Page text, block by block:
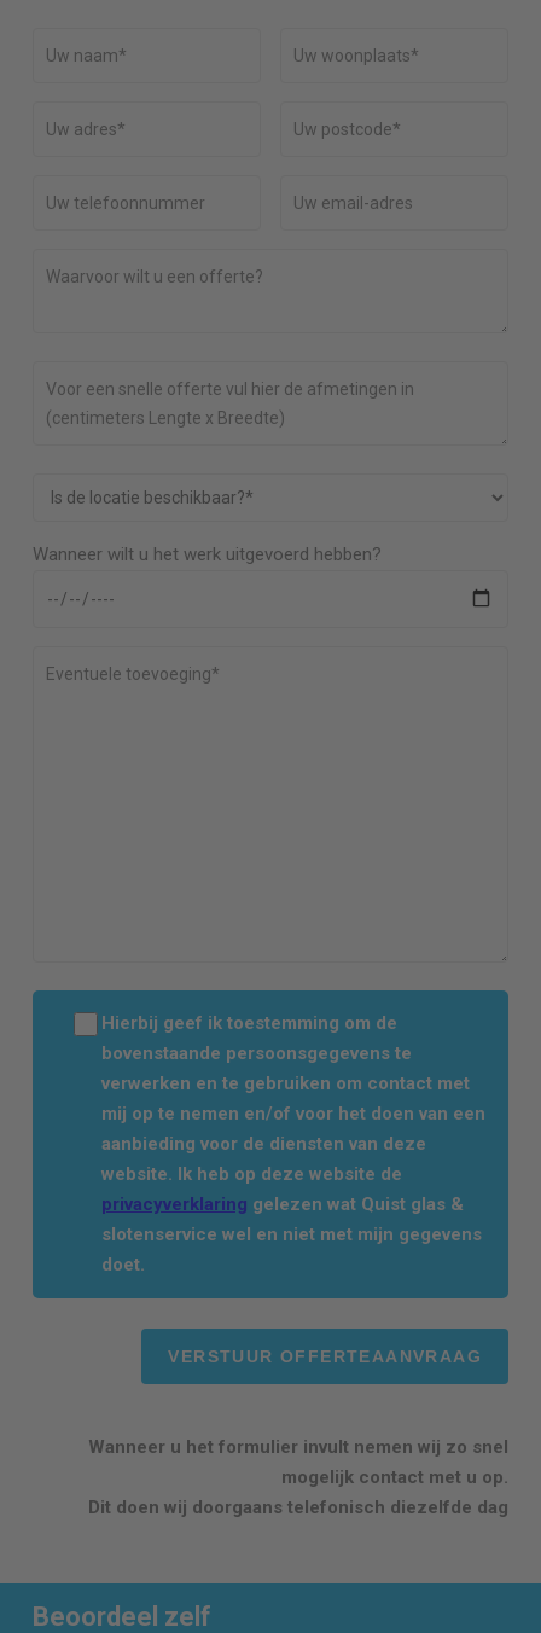
Wanneer wilt u het werk uitgevoerd hebben?
Hierbij geef ik toestemming om de
bovenstaande persoonsgegevens te
verwerken en te gebruiken om contact met
mij op te nemen en/of voor het doen van een
aanbieding voor de diensten van deze
website. Ik heb op deze website de
privacyverklaring gelezen wat Quist glas &
slotenservice wel en niet met mijn gegevens
doet.
Wanneer u het formulier invult nemen wij zo snel
mogelijk contact met u op.
Dit doen wij doorgaans telefonisch diezelfde dag
Beoordeel zelf